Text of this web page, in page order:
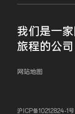
我们是一家
旅程的公司
网站地图
沪ICP备10212824-1号